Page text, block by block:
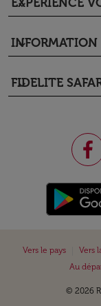
keyboard_arrow_down
INFORMATION
keyboard_arrow_down
FIDELITE
keyboard_arrow_down
Vers le pays Vers
Au
© 2026